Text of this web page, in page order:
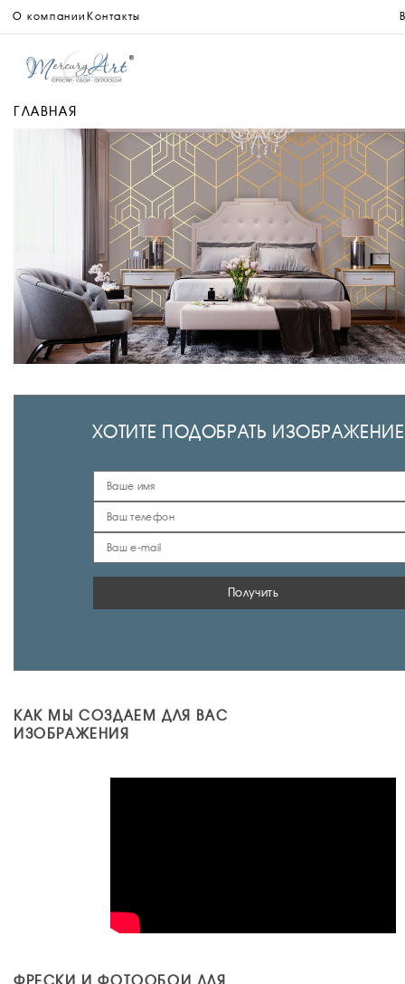
О компании Контакты
ГЛАВНАЯ
ХОТИТЕ ПОДОБРАТЬ
Получить
КАК МЫ СОЗДАЕМ ДЛЯ ВАС
ИЗОБРАЖЕНИЯ